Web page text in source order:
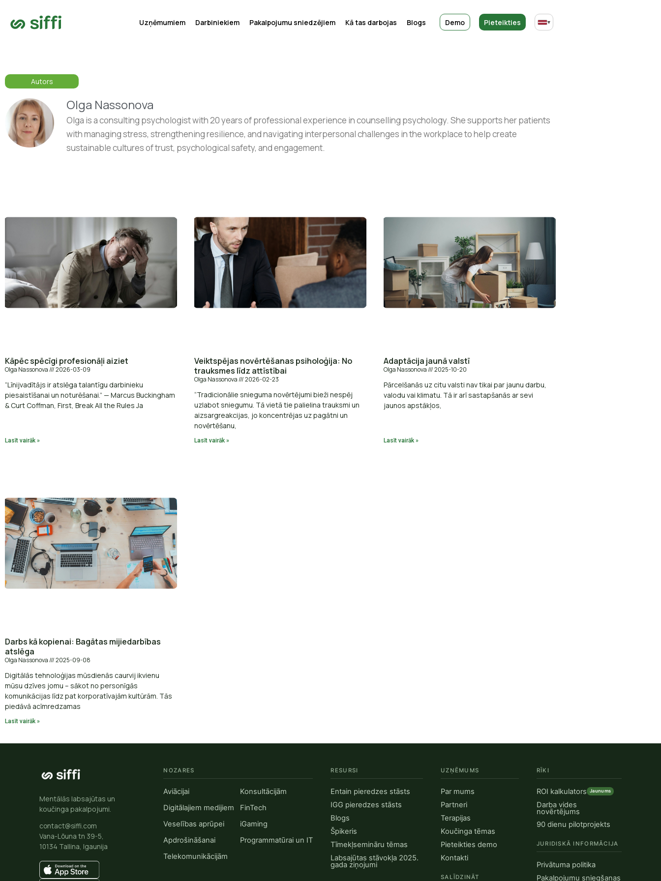
Uzņēmumiem Darbiniekiem Pakalpojumu sniedzējiem Kā tas darbojas Blogs Demo Pieteikties ▾
Autors
Olga Nassonova
Olga is a consulting psychologist with 20 years of professional experience in counselling psychology. She supports her patients
with managing stress, strengthening resilience, and navigating interpersonal challenges in the workplace to help create
sustainable cultures of trust, psychological safety, and engagement.
Kāpēc spēcīgi profesionāļi aiziet
Olga Nassonova 2026-03-09
“Līnijvadītājs ir atslēga talantīgu darbinieku
piesaistīšanai un noturēšanai.” — Marcus Buckingham
& Curt Coffman, First, Break All the Rules Ja
Lasīt vairāk »
Veiktspējas novērtēšanas psiholoģija: No
trauksmes līdz attīstībai
Olga Nassonova 2026-02-23
“Tradicionālie snieguma novērtējumi bieži nespēj
uzlabot sniegumu. Tā vietā tie palielina trauksmi un
aizsargreakcijas, jo koncentrējas uz pagātni un
novērtēšanu,
Lasīt vairāk »
Adaptācija jaunā valstī
Olga Nassonova 2025-10-20
Pārcelšanās uz citu valsti nav tikai par jaunu darbu,
valodu vai klimatu. Tā ir arī sastapšanās ar sevi
jaunos apstākļos,
Lasīt vairāk »
Darbs kā kopienai: Bagātas mijiedarbības
atslēga
Olga Nassonova 2025-09-08
Digitālās tehnoloģijas mūsdienās caurvij ikvienu
mūsu dzīves jomu – sākot no personīgās
komunikācijas līdz pat korporatīvajām kultūrām. Tās
piedāvā acīmredzamas
Lasīt vairāk »
Mentālās labsajūtas un
koučinga pakalpojumi.
contact@siffi.com
Vana-Lõuna tn 39-5,
10134 Tallina, Igaunija
NOZARES
Aviācijai
Konsultācijām
Digitālajiem medijiem
FinTech
Veselības aprūpei
iGaming
Apdrošināšanai
Programmatūrai un IT
Telekomunikācijām
RESURSI
Entain pieredzes stāsts
IGG pieredzes stāsts
Blogs
Špikeris
Tīmekļsemināru tēmas
Labsajūtas stāvokļa 2025.
gada ziņojumi
UZŅĒMUMS
Par mums
Partneri
Terapijas
Koučinga tēmas
Pieteikties demo
Kontakti
SALĪDZINĀT
RĪKI
ROI kalkulators Jaunums
Darba vides
novērtējums
90 dienu pilotprojekts
JURIDISKĀ INFORMĀCIJA
Privātuma politika
Pakalpojumu sniegšanas